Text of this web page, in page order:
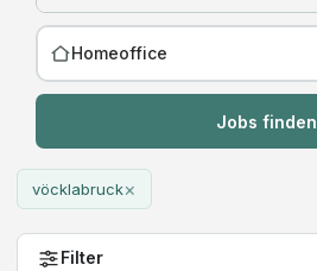
Homeoffice
Jobs finden
vöcklabruck×
Filter